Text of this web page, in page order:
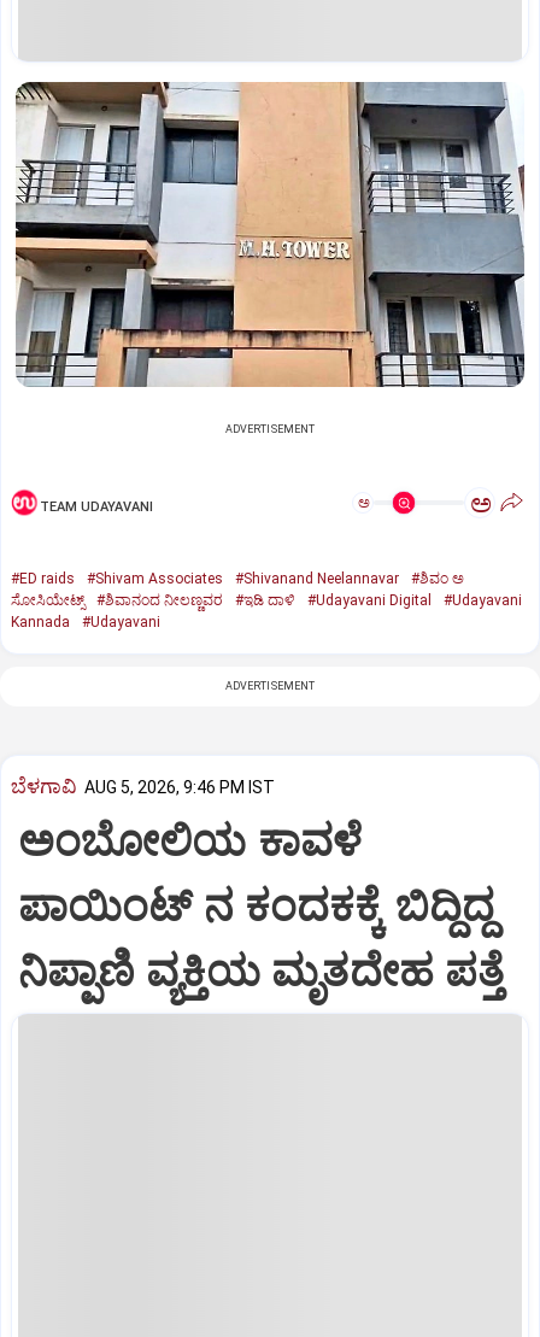
ADVERTISEMENT
TEAM UDAYAVANI ಅ ಅ
#ED raids #Shivam Associates #Shivanand Neelannavar
#ಶಿವಂ ಅ
ಸೋಸಿಯೇಟ್ಸ್
#ಶಿವಾನಂದ ನೀಲಣ್ಣವರ #ಇಡಿ ದಾಳಿ #Udayavani Digital
#Udayavani
Kannada
#Udayavani
ADVERTISEMENT
ಬೆಳಗಾವಿ AUG 5, 2026, 9:46 PM IST
ಅಂಬೋಲಿಯ ಕಾವಳೆ‌
ಪಾಯಿಂಟ್ ನ ಕಂದಕಕ್ಕೆ ಬಿದ್ದಿದ್ದ
ನಿಪ್ಪಾಣಿ ವ್ಯಕ್ತಿಯ ಮೃತದೇಹ ಪತ್ತೆ